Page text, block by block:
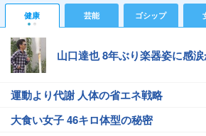
健康 芸能 ゴシップ
山口達也 8年ぶり楽器姿に感
運動より代謝 人体の省エネ戦略
大食い女子 46キロ体型の秘密